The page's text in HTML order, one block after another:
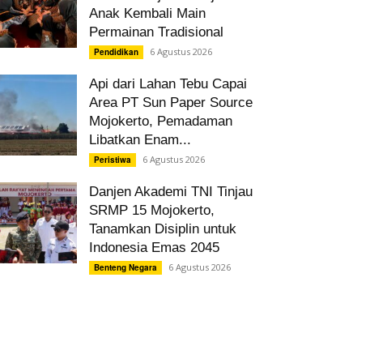
Anak Kembali Main
Permainan Tradisional
Pendidikan 6 Agustus 2026
Api dari Lahan Tebu Capai
Area PT Sun Paper Source
Mojokerto, Pemadaman
Libatkan Enam...
Peristiwa 6 Agustus 2026
Danjen Akademi TNI Tinjau
SRMP 15 Mojokerto,
Tanamkan Disiplin untuk
Indonesia Emas 2045
Benteng Negara 6 Agustus 2026